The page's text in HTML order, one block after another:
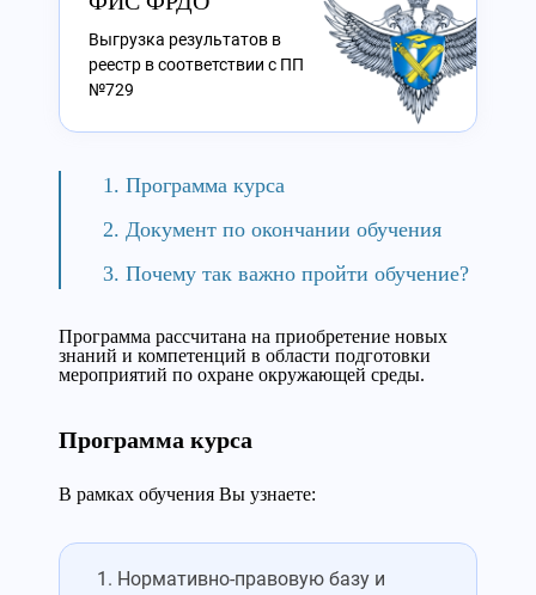
Выгрузка результатов в
реестр в соответствии с ПП
№729
Программа курса
Документ по окончании обучения
Почему так важно пройти обучение?
Программа рассчитана на приобретение новых
знаний и компетенций в области подготовки
мероприятий по охране окружающей среды.
Программа курса
В рамках обучения Вы узнаете:
Нормативно-правовую базу и